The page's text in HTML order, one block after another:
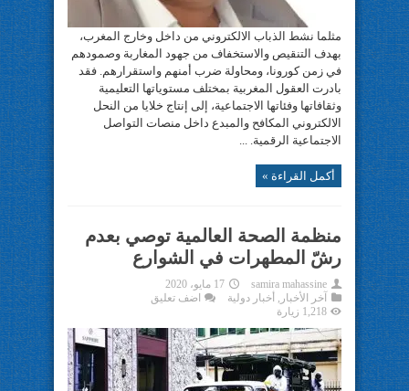
مثلما نشط الذباب الالكتروني من داخل وخارج المغرب،
بهدف التنقيص والاستخفاف من جهود المغاربة وصمودهم
في زمن كورونا، ومحاولة ضرب أمنهم واستقرارهم. فقد
بادرت العقول المغربية بمختلف مستوياتها التعليمية
وثقافاتها وفئاتها الاجتماعية، إلى إنتاج خلايا من النحل
الالكتروني المكافح والمبدع داخل منصات التواصل
الاجتماعية الرقمية. ...
أكمل القراءة »
منظمة الصحة العالمية توصي بعدم
رشّ المطهرات في الشوارع
samira mahassine
17 مايو، 2020
آخر الأخبار , أخبار دولية
اضف تعليق
1,218 زيارة